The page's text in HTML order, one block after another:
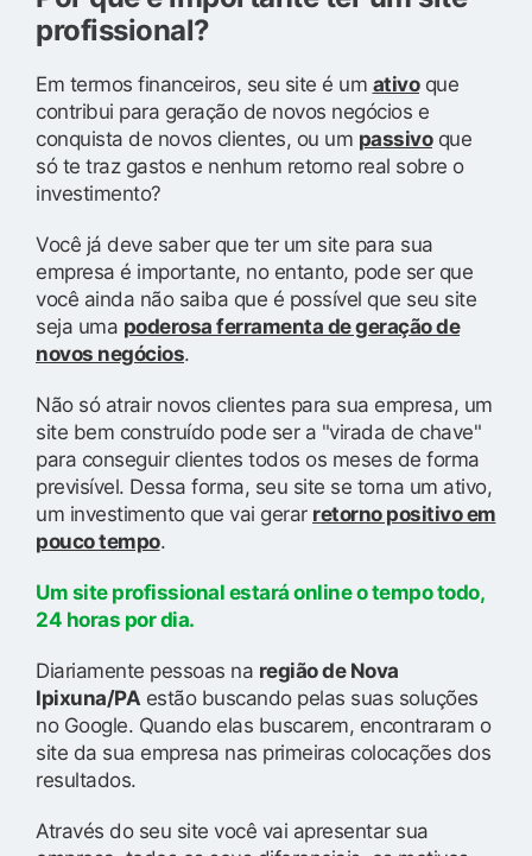
profissional?
Em termos financeiros, seu site é um ativoque
contribui para geração de novos negócios e
conquista de novos clientes, ou um passivoque
só te traz gastos e nenhum retorno real sobre o
investimento?
Você já deve saber que ter um site para sua
empresa é importante, no entanto, pode ser que
você ainda não saiba que é possível que seu site
seja uma poderosa ferramenta de geração de
novos negócios.
Não só atrair novos clientes para sua empresa, um
site bem construído pode ser a "virada de chave"
para conseguir clientes todos os meses de forma
previsível. Dessa forma, seu site se torna um ativo,
um investimento que vai gerar retorno positivo em
pouco tempo.
Um site profissional estará online o tempo todo,
24 horas por dia.
Diariamente pessoas na região de Nova
Ipixuna/PA estão buscando pelas suas soluções
no Google. Quando elas buscarem, encontraram o
site da sua empresa nas primeiras colocações dos
resultados.
Através do seu site você vai apresentar sua